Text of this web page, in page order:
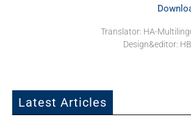
Translator: HA-
Design&editor:
Latest Articles